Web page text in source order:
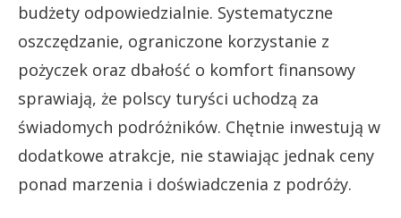
budżety odpowiedzialnie. Systematyczne
oszczędzanie, ograniczone korzystanie z
pożyczek oraz dbałość o komfort finansowy
sprawiają, że polscy turyści uchodzą za
świadomych podróżników. Chętnie inwestują w
dodatkowe atrakcje, nie stawiając jednak ceny
ponad marzenia i doświadczenia z podróży.